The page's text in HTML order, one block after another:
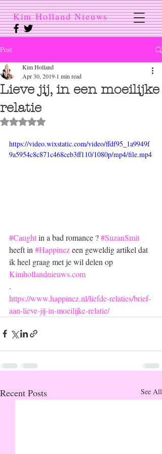
Kim Holland Nieuws
Post
Lieve jij, in een moeilijke
relatie
Kim Holland
Apr 30, 2019 1 min read
Rated NaN out of 5 stars.
https://video.wixstatic.com/video/ffdf95_1a9949f
9a5954c8c871c468ceb3ff110/1080p/mp4/file.mp4
#Caught in a bad romance ? #SuzanSmit
heeft in #Happinez een geweldig artikel dat
ik heel graag met je wil delen op
Kimhollandnieuws.com
.
https://www.happinez.nl/liefde-relaties/brief-
aan-lieve-jij-in-moeilijke-relatie/
Recent Posts See All